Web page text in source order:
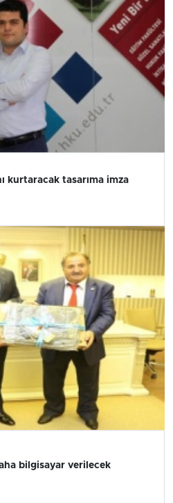
kurtaracak tasarıma imza
bilgisayar verilecek